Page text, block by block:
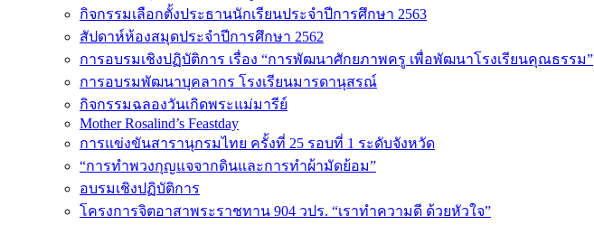
กิจกรรมเลือกตั้งประธานนักเรียนประจำปีการศึกษา 2563
สัปดาห์ห้องสมุดประจำปีการศึกษา 2562
การอบรมเชิงปฏิบัติการ เรื่อง “การพัฒนาศักยภาพครู เพื่อพัฒนาโรงเรียนคุณธรรม”
การอบรมพัฒนาบุคลากร โรงเรียนมารดานุสรณ์
กิจกรรมฉลองวันเกิดพระแม่มารีย์
Mother Rosalind’s Feastday
การแข่งขันสารานุกรมไทย ครั้งที่ 25 รอบที่ 1 ระดับจังหวัด
“การทำพวงกุญแจจากดินและการทำผ้ามัดย้อม”
อบรมเชิงปฏิบัติการ
โครงการจิตอาสาพระราชทาน 904 วปร. “เราทำความดี ด้วยหัวใจ”